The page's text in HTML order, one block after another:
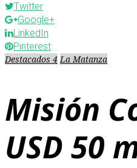
Twitter
Google+
LinkedIn
Pinterest
Destacados 4 La Matanza
Misión
USD 50